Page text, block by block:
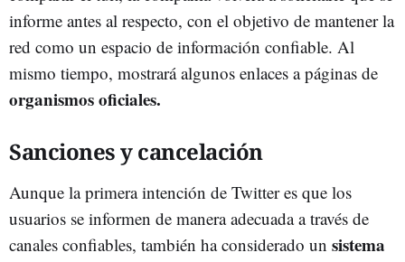
informe antes al respecto, con el objetivo de mantener la
red como un espacio de información confiable. Al
mismo tiempo, mostrará algunos enlaces a páginas de
organismos oficiales.
Sanciones y cancelación
Aunque la primera intención de Twitter es que los
usuarios se informen de manera adecuada a través de
canales confiables, también ha considerado un sistema